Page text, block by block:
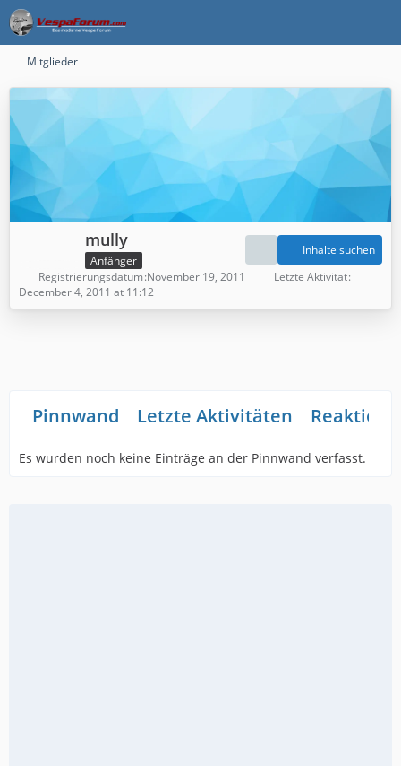
Mitglieder
mully
Anfänger
Inhalte suchen
Registrierungsdatum November 19, 2011
Letzte Aktivität
December 4, 2011 at 11:12
Pinnwand Letzte Aktivitäten
Es wurden noch keine Einträge an der Pinnwand verfasst.